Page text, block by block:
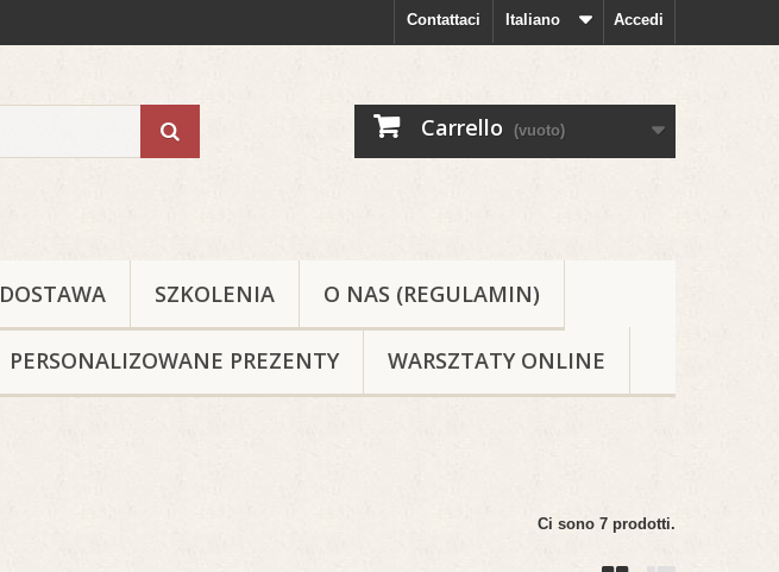
Accedi
Italiano
Contattaci
Carrello (vuoto)
DOSTAWA SZKOLENIA O NAS (REGULAMIN)
PERSONALIZOWANE PREZENTY WARSZTATY ONLINE
Ci sono 7 prodotti.